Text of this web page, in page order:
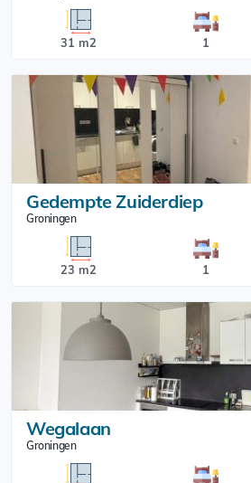
31 m2 1
Gedempte Zuiderdiep
Groningen
23 m2 1
Wegalaan
Groningen